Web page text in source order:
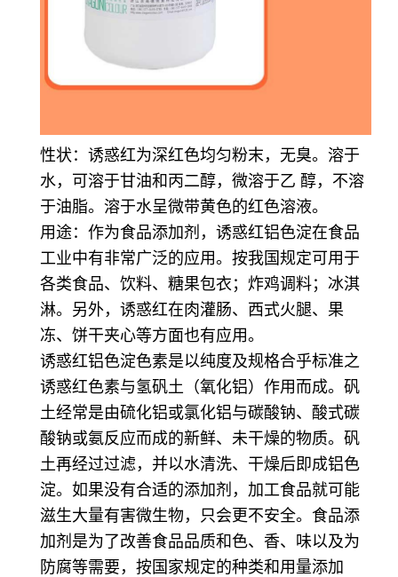
性状：诱惑红为深红色均匀粉末，无臭。溶于
水，可溶于甘油和丙二醇，微溶于乙 醇，不溶
于油脂。溶于水呈微带黄色的红色溶液。
用途： 作为食品添加剂，诱惑红铝色淀在食品
工业中有非常广泛的应用。按我国规定可用于
各类食品、饮料、糖果包衣；炸鸡调料；冰淇
淋。另外，诱惑红在肉灌肠、西式火腿、果
冻、饼干夹心等方面也有应用。
诱惑红铝色淀色素是以纯度及规格合乎标准之
诱惑红色素与氢矾土（氧化铝）作用而成。矾
土经常是由硫化铝或氯化铝与碳酸钠、酸式碳
酸钠或氨反应而成的新鲜、未干燥的物质。矾
土再经过过滤，并以水清洗、干燥后即成铝色
淀。如果没有合适的添加剂，加工食品就可能
滋生大量有害微生物，只会更不安全。食品添
加剂是为了改善食品品质和色、香、味以及为
防腐等需要，按国家规定的种类和用量添加